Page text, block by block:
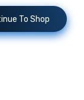
To Shop